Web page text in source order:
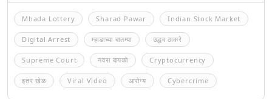
Mhada Lottery Sharad Pawar Indian Stock Market
Digital Arrest म्हाडाच्या बातम्या उद्धव ठाकरे
Supreme Court नवरा बायको Cryptocurrency
इतर खेळ Viral Video आरोग्य Cybercrime